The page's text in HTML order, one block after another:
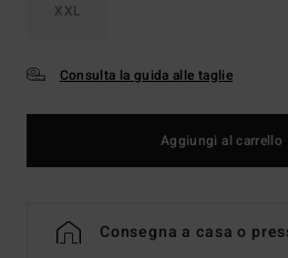
XXL
Consulta la guida alle taglie
Aggiungi al carrello
Consegna a casa o